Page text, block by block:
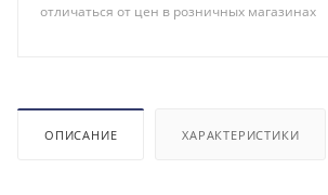
отличаться от цен в розничных магазинах
ОПИСАНИЕ ХАРАКТЕРИСТИКИ